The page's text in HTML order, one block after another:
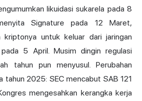
likuidasi sukarela pada 8
Signature pada 12 Maret,
kriptonya untuk keluar dari jaringan
5 April. Musim dingin regulasi
tahun pun menyusul. Perubahan
tahun 2025: SEC mencabut SAB 121
mengesahkan kerangka kerja